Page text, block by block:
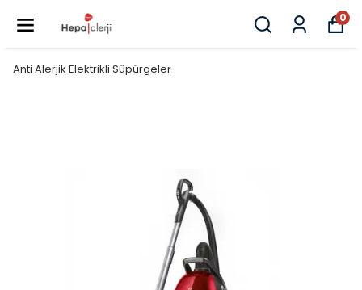
0
Anti Alerjik Elektrikli Süpürgeler